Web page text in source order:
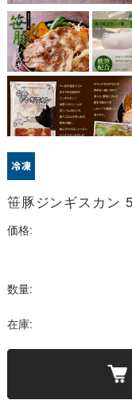
笹豚ジンギスカン
価格:
数量:
在庫: